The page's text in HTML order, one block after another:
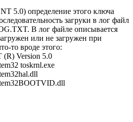
5.0) определение этого ключа
загруки в лог файл
В лог файле описывается
или не загружен при
то вроде этого:
(R) Version 5.0
toskrnl.exe